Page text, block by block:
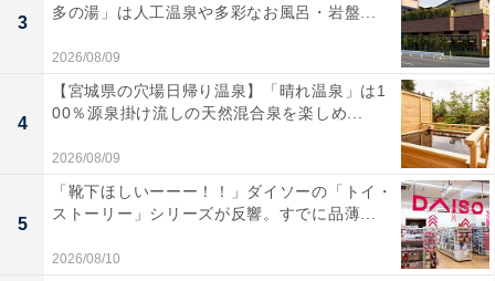
3
多の湯」は人工温泉や多彩なお風呂・岩盤...
2026/08/09
4
【宮城県の穴場日帰り温泉】「晴れ温泉」は1
00％源泉掛け流しの天然混合泉を楽しめ...
2026/08/09
5
「靴下ほしいーーー！！」ダイソーの「トイ・
ストーリー」シリーズが反響。すでに品薄...
2026/08/10